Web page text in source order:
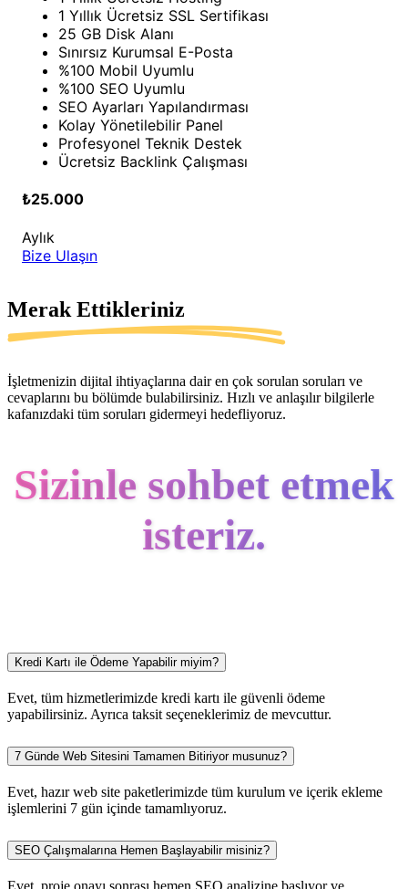
1 Yıllık Ücretsiz SSL Sertifikası
25 GB Disk Alanı
Sınırsız Kurumsal E-Posta
%100 Mobil Uyumlu
%100 SEO Uyumlu
SEO Ayarları Yapılandırması
Kolay Yönetilebilir Panel
Profesyonel Teknik Destek
Ücretsiz Backlink Çalışması
₺25.000
Aylık
Bize Ulaşın
Merak Ettikleriniz
İşletmenizin dijital ihtiyaçlarına dair en çok sorulan soruları ve
cevaplarını bu bölümde bulabilirsiniz. Hızlı ve anlaşılır bilgilerle
kafanızdaki tüm soruları gidermeyi hedefliyoruz.
Sizinle sohbet etmek
isteriz.
Kredi Kartı ile Ödeme Yapabilir miyim?
Evet, tüm hizmetlerimizde kredi kartı ile güvenli ödeme
yapabilirsiniz. Ayrıca taksit seçeneklerimiz de mevcuttur.
7 Günde Web Sitesini Tamamen Bitiriyor musunuz?
Evet, hazır web site paketlerimizde tüm kurulum ve içerik ekleme
işlemlerini 7 gün içinde tamamlıyoruz.
SEO Çalışmalarına Hemen Başlayabilir misiniz?
Evet, proje onayı sonrası hemen SEO analizine başlıyor ve